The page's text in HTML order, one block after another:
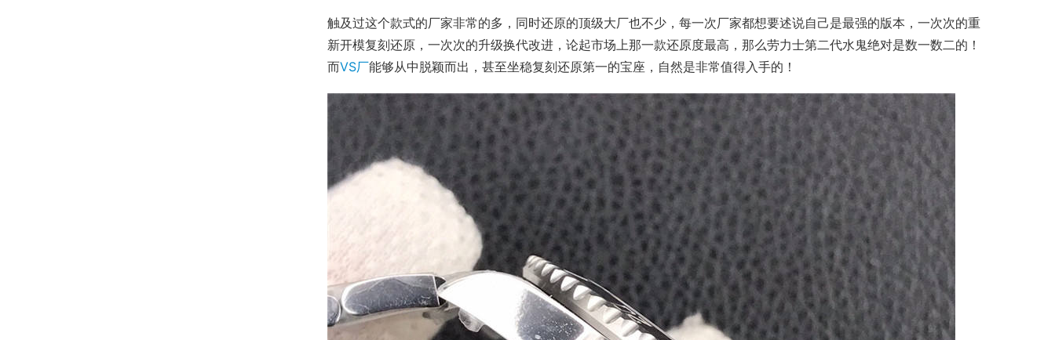
触及过这个款式的厂家非常的多，同时还原的顶级大厂也不少，每一次厂家都想要述说自己是最强的版本，一次次的重
新开模复刻还原，一次次的升级换代改进，论起市场上那一款还原度最高，那么劳力士第二代水鬼绝对是数一数二的！
而VS厂能够从中脱颖而出，甚至坐稳复刻还原第一的宝座，自然是非常值得入手的！